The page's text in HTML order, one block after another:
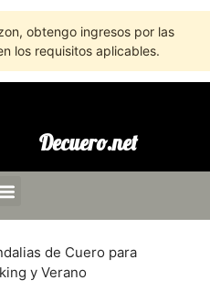
obtengo ingresos por las
los requisitos aplicables.
Decuero.net
de Cuero para
y Verano